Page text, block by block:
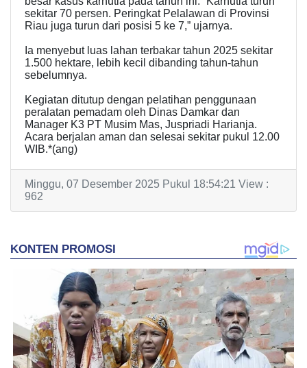
sekitar 70 persen. Peringkat Pelalawan di Provinsi
Riau juga turun dari posisi 5 ke 7,” ujarnya.
Ia menyebut luas lahan terbakar tahun 2025 sekitar
1.500 hektare, lebih kecil dibanding tahun-tahun
sebelumnya.
Kegiatan ditutup dengan pelatihan penggunaan
peralatan pemadam oleh Dinas Damkar dan
Manager K3 PT Musim Mas, Juspriadi Harianja.
Acara berjalan aman dan selesai sekitar pukul 12.00
WIB.*(ang)
Minggu, 07 Desember 2025 Pukul 18:54:21 View :
962